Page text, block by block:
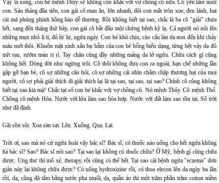
Vậy là xong, con bé mệnh Thủy sẽ không còn khắc với vợ chồng cô nữa. Cô yên tâm nuôi
con. Sáu tháng đầu tiên, con gái cô mau ăn, lớn nhanh, đôi con mắt tròn xoe, đen lánh, hai
cái má phúng phính hồng hào dễ thương. Rồi không biết tại sao, chắc là ba cô "giải" chưa
hết, sang đến tháng thứ bảy, con gái cô bắt đầu một chứng bệnh kỳ lạ. Cả người nó nổi lên
những mụn nhỏ li ti, đỏ lừ lự, ngứa ngáy. Con bé khó chịu, cào cấu làn da non đến khi chảy
máu mới thôi. Khuôn mặt xinh xắn bụ bẫm của con bé bỗng biến dạng, từng bệt vảy da đỏ
nứt rạn, rướm máu ri rỉ. Tay chân cũng đầy những mảng da lở ngứa. Chữa cách gì cũng
không hết. Dòng đời như ngừng trôi. Cô thôi không đưa con ra ngoài, hạn chế những lần
gặp gỡ bạn bè, cô sợ những câu hỏi, cô sợ những cái nhìn chằm chặp thương hại của mọi
người, cô sợ phải giải thích đi giải thích lại là tại sao, tại sao, tại sao? Chính cô cũng không
biết tại sao kia mà! Chắc tại số con bé khắc với vợ chồng cô. Nó mệnh Thủy. Cô mệnh Thổ.
Chồng cô mệnh Hỏa. Nước với lửa làm sao hòa hợp. Nước với đất làm sao tồn tại. Số trời
như đã định.
Gãi sồn sột. Xoa sàn sạt. Lên. Xuống. Qua. Lại.
Trời ơi, sao mà nó cứ ngứa hoài vậy bác sĩ? Bác sĩ, có thuốc nào uống cho hết ngứa không
hả bác sĩ? Sao? Bác sĩ nói sao? Tại sao lại không có thuốc chữa? Ở Mỹ, bệnh gì cũng chữa
được. Ung thư thì mổ xẻ, therapy, rồi cũng có thể hết. Tại sao cái bệnh ngứa "eczema" đơn
giản này lại không chữa được? Có uống hydroxizine rồi, có thoa elecon lên da ngày ba lần
rồi, dạ, cũng đã tắm bằng nước pha muối, dạ, quần áo thì một trăm phần trăm cotton mềm